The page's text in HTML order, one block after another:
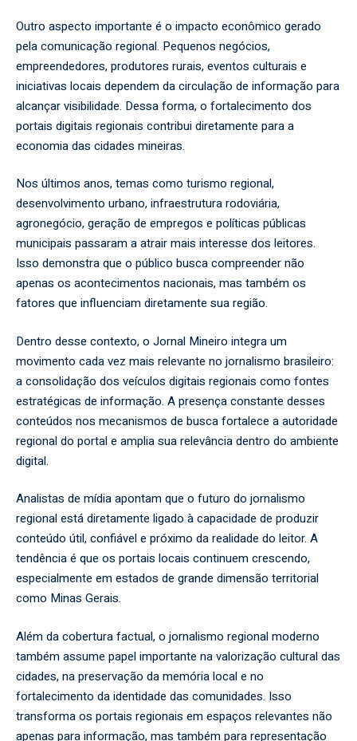
Outro aspecto importante é o impacto econômico gerado
pela comunicação regional. Pequenos negócios,
empreendedores, produtores rurais, eventos culturais e
iniciativas locais dependem da circulação de informação para
alcançar visibilidade. Dessa forma, o fortalecimento dos
portais digitais regionais contribui diretamente para a
economia das cidades mineiras.
Nos últimos anos, temas como turismo regional,
desenvolvimento urbano, infraestrutura rodoviária,
agronegócio, geração de empregos e políticas públicas
municipais passaram a atrair mais interesse dos leitores.
Isso demonstra que o público busca compreender não
apenas os acontecimentos nacionais, mas também os
fatores que influenciam diretamente sua região.
Dentro desse contexto, o Jornal Mineiro integra um
movimento cada vez mais relevante no jornalismo brasileiro:
a consolidação dos veículos digitais regionais como fontes
estratégicas de informação. A presença constante desses
conteúdos nos mecanismos de busca fortalece a autoridade
regional do portal e amplia sua relevância dentro do ambiente
digital.
Analistas de mídia apontam que o futuro do jornalismo
regional está diretamente ligado à capacidade de produzir
conteúdo útil, confiável e próximo da realidade do leitor. A
tendência é que os portais locais continuem crescendo,
especialmente em estados de grande dimensão territorial
como Minas Gerais.
Além da cobertura factual, o jornalismo regional moderno
também assume papel importante na valorização cultural das
cidades, na preservação da memória local e no
fortalecimento da identidade das comunidades. Isso
transforma os portais regionais em espaços relevantes não
apenas para informação, mas também para representação